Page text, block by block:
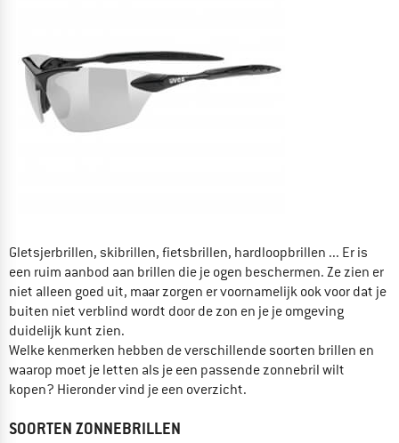
Gletsjerbrillen, skibrillen, fietsbrillen, hardloopbrillen ... Er is
een ruim aanbod aan brillen die je ogen beschermen. Ze zien er
niet alleen goed uit, maar zorgen er voornamelijk ook voor dat je
buiten niet verblind wordt door de zon en je je omgeving
duidelijk kunt zien.
Welke kenmerken hebben de verschillende soorten brillen en
waarop moet je letten als je een passende zonnebril wilt
kopen? Hieronder vind je een overzicht.
SOORTEN ZONNEBRILLEN